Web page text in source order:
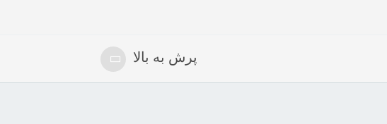
پرش به بالا